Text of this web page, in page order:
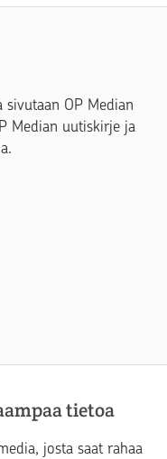
sivutaan OP Median
Median uutiskirje ja
tietoa
josta saat rahaa